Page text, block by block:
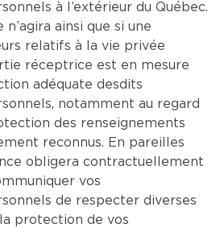
à l’extérieur du Québec.
n’agira ainsi que si une
relatifs à la vie privée
réceptrice est en mesure
adéquate desdits
notamment au regard
des renseignements
reconnus. En pareilles
obligera contractuellement
vos
de respecter diverses
protection de vos